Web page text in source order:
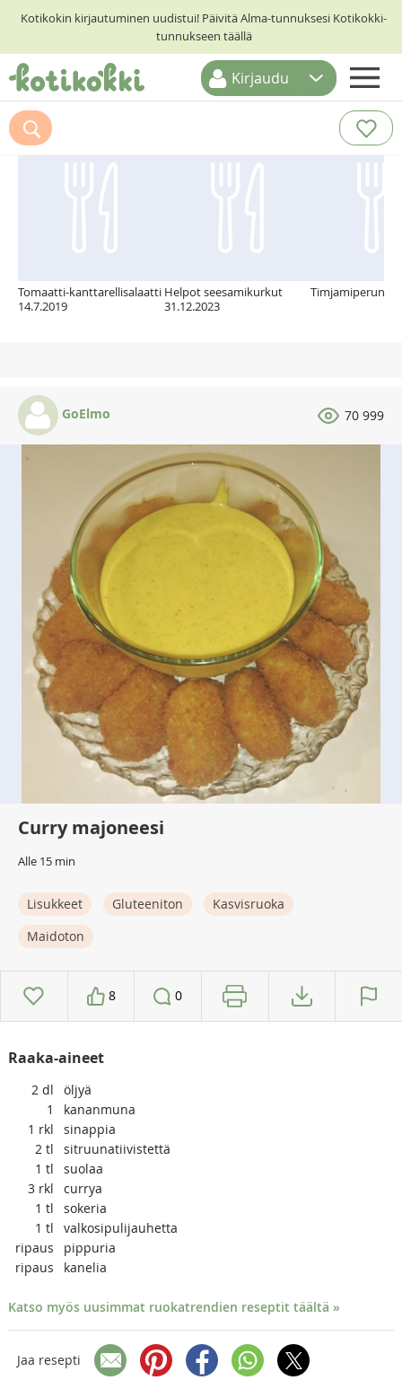
Kotikokin kirjautuminen uudistui! Päivitä Alma-tunnuksesi Kotikokki-
tunnukseen täällä
ETUSIVU
RESEPTIHAKU
Kirjaudu
Suosittelemme myös
Tomaatti-kanttarellisalaatti
14.7.2019
Helpot seesamikurkut
31.12.2023
Timjamiperunat
GoElmo 70 999
Curry majoneesi
Alle 15 min
Lisukkeet Gluteeniton
Kasvisruoka
Maidoton
8 0
Raaka-aineet
2 dl
öljyä
1
kananmuna
1 rkl
sinappia
2 tl
sitruunatiivistettä
1 tl
suolaa
3 rkl
currya
1 tl
sokeria
1 tl
valkosipulijauhetta
ripaus
pippuria
ripaus
kanelia
Katso myös uusimmat ruokatrendien reseptit täältä »
Jaa resepti